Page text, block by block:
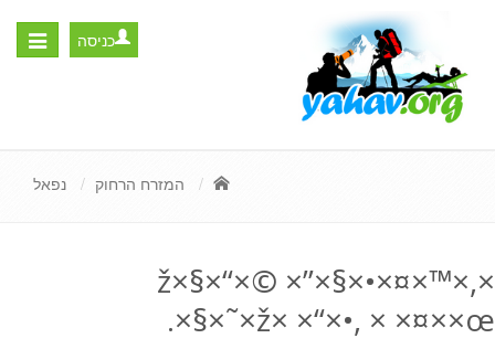
Toggle
כניסה
המזרח הרחוק נפאל
×ž×§×“×© ×”×§×•×¤×™×,
×§×˜×ž× ×“×•, × ×¤××œ.